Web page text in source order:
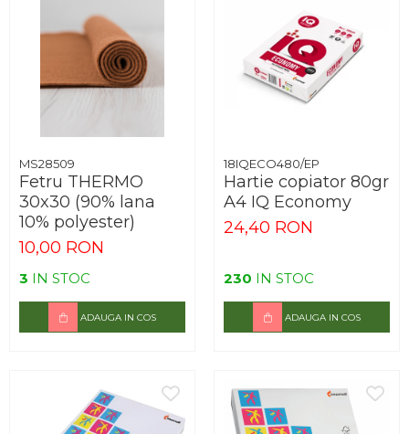
MS28509
Fetru THERMO
30x30 (90% lana
10% polyester)
10,00 RON
3 IN STOC
ADAUGA IN COS
18IQECO480/EP
Hartie copiator 80gr
A4 IQ Economy
24,40 RON
230 IN STOC
ADAUGA IN COS